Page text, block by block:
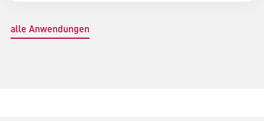
alle Anwendungen